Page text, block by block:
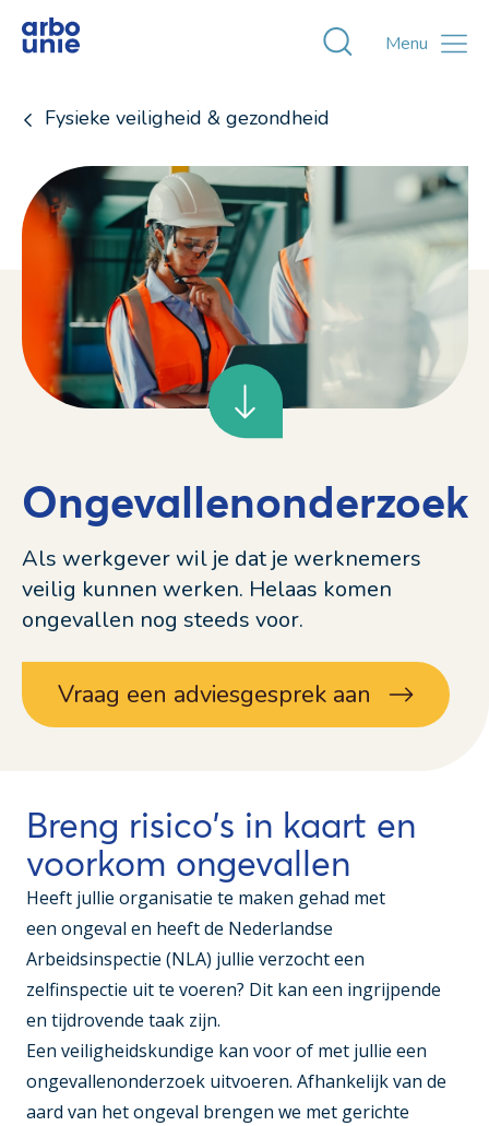
Toggle
Menu
Fysieke veiligheid & gezondheid
Ongevallenonderzoek
Vraag een adviesgesprek aan
Als werkgever wil je dat je werknemers
veilig kunnen werken. Helaas komen
ongevallen nog steeds voor.
Breng risico's in kaart en
voorkom ongevallen
Heeft jullie organisatie te maken gehad met
een ongeval en heeft de Nederlandse
Arbeidsinspectie (NLA) jullie verzocht een
zelfinspectie uit te voeren? Dit kan een ingrijpende
en tijdrovende taak zijn.
Een veiligheidskundige kan voor of met jullie een
ongevallenonderzoek uitvoeren. Afhankelijk van de
aard van het ongeval brengen we met gerichte